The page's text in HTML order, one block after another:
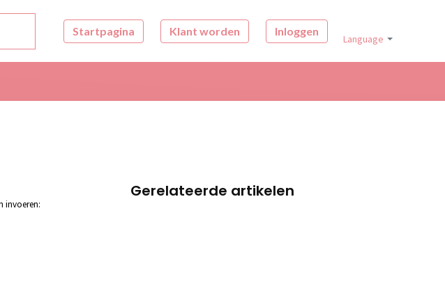
Startpagina Klant worden Inloggen
Language
invoeren:
Gerelateerde artikelen